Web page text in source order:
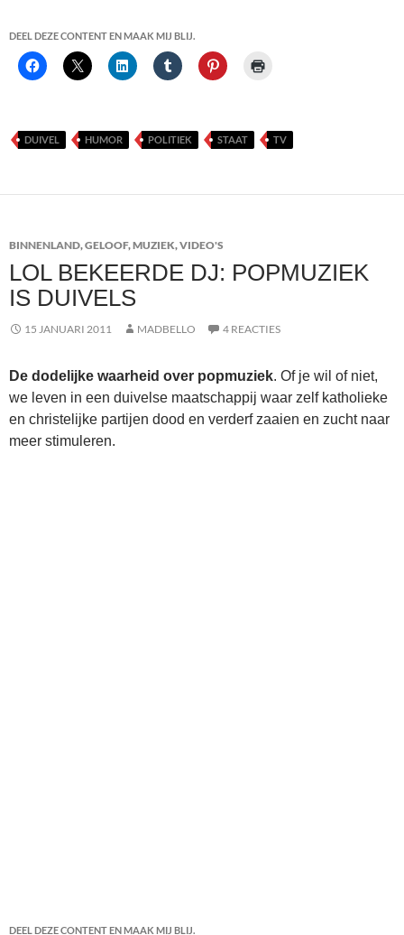
DEEL DEZE CONTENT EN MAAK MIJ BLIJ.
DUIVEL HUMOR POLITIEK STAAT TV
BINNENLAND,GELOOF,MUZIEK,VIDEO'S
LOL BEKEERDE DJ: POPMUZIEK
IS DUIVELS
15 JANUARI 2011 MADBELLO 4 REACTIES
De dodelijke waarheid over popmuziek. Of je wil of niet,
we leven in een duivelse maatschappij waar zelf katholieke
en christelijke partijen dood en verderf zaaien en zucht naar
meer stimuleren.
DEEL DEZE CONTENT EN MAAK MIJ BLIJ.